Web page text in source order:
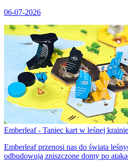
06-07-2026
Emberleaf - Taniec kart w leśnej krainie
Emberleaf przenosi nas do świata
odbudowują zniszczone domy po